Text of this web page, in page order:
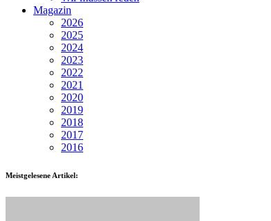
Magazin
2026
2025
2024
2023
2022
2021
2020
2019
2018
2017
2016
Meistgelesene Artikel: